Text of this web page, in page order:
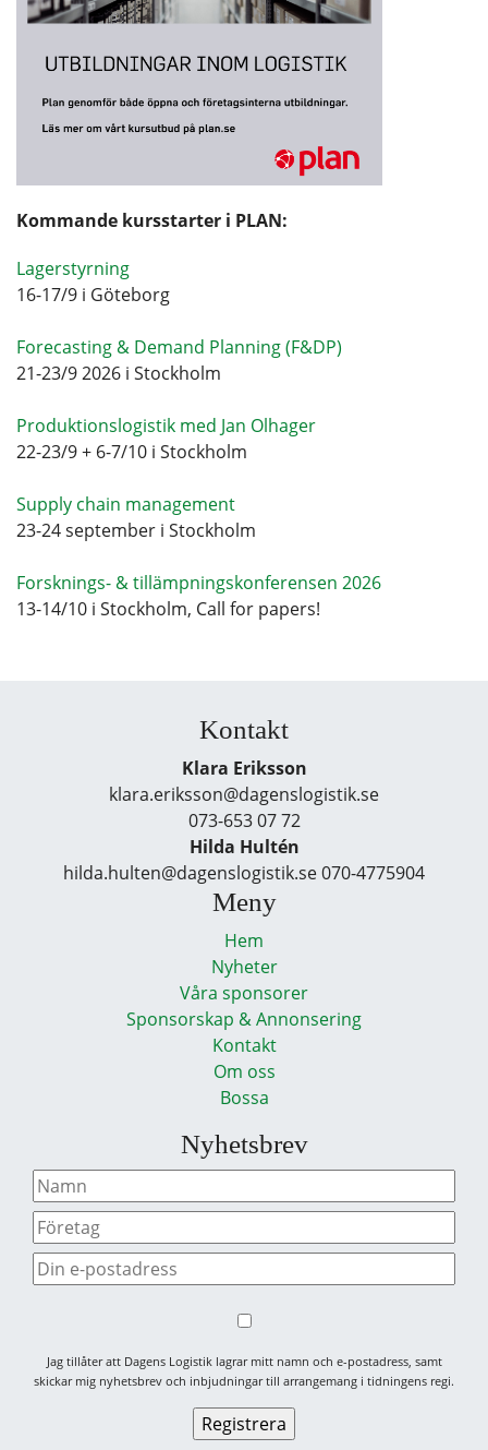
Kommande kursstarter i PLAN:
Lagerstyrning
16-17/9 i Göteborg
Forecasting & Demand Planning (F&DP)
21-23/9 2026 i Stockholm
Produktionslogistik med Jan Olhager
22-23/9 + 6-7/10 i Stockholm
Supply chain management
23-24 september i Stockholm
Forsknings- & tillämpningskonferensen 2026
13-14/10 i Stockholm, Call for papers!
Kontakt
Klara Eriksson
klara.eriksson@dagenslogistik.se
073-653 07 72
Hilda Hultén
hilda.hulten@dagenslogistik.se 070-4775904
Meny
Hem
Nyheter
Våra sponsorer
Sponsorskap & Annonsering
Kontakt
Om oss
Bossa
Nyhetsbrev
Jag tillåter att Dagens Logistik lagrar mitt namn och e-postadress, samt
skickar mig nyhetsbrev och inbjudningar till arrangemang i tidningens regi.